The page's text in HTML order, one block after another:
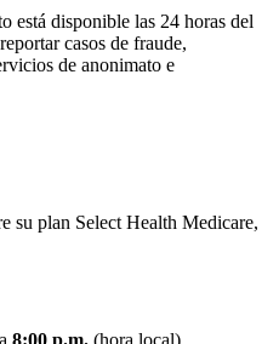
está disponible las 24 horas del
casos de fraude,
de anonimato e
su plan Select Health Medicare,
8:00 p.m. (hora local)